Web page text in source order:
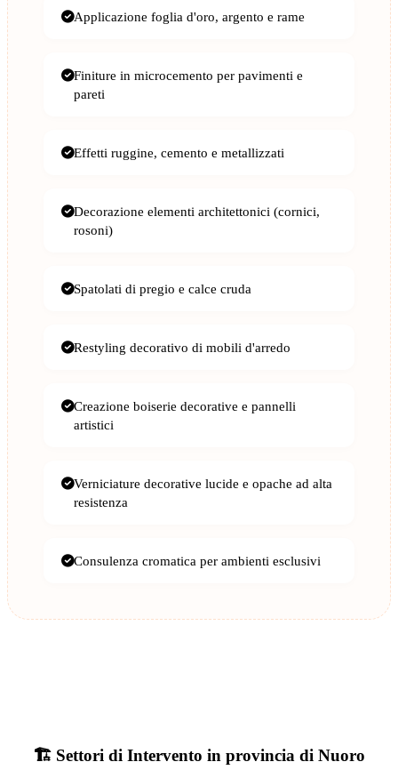
Applicazione foglia d'oro, argento e rame
Finiture in microcemento per pavimenti e
pareti
Effetti ruggine, cemento e metallizzati
Decorazione elementi architettonici (cornici,
rosoni)
Spatolati di pregio e calce cruda
Restyling decorativo di mobili d'arredo
Creazione boiserie decorative e pannelli
artistici
Verniciature decorative lucide e opache ad alta
resistenza
Consulenza cromatica per ambienti esclusivi
🏗️ Settori di Intervento in provincia di Nuoro